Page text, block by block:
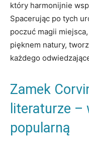
który harmonijnie
Spacerując po tych
poczuć magii
pięknem natury,
każdego
Zamek
literaturze –
popularną